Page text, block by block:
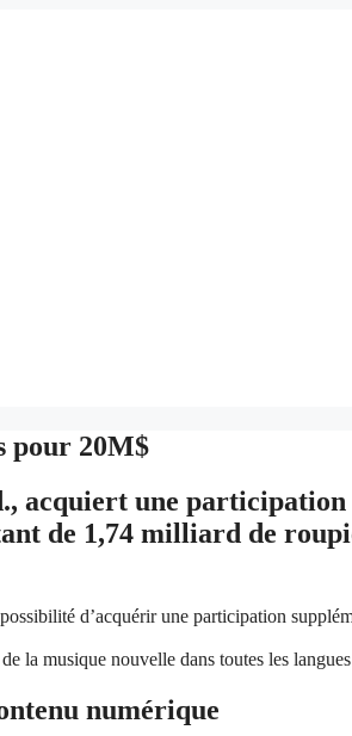
pour 20M$
acquiert une participation
de 1,74 milliard de
d’acquérir une participation
la musique nouvelle dans toutes les
numérique